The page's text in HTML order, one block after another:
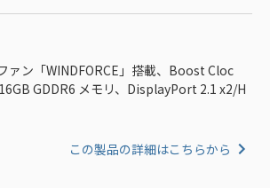
ァン「WINDFORCE」搭載、Boost Cloc
GDDR6 メモリ、DisplayPort 2.1 x2/H
この製品の詳細はこちらから